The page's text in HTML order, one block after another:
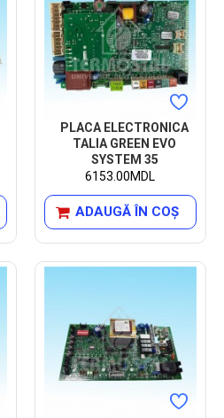
PLACA ELECTRONICA
TALIA GREEN EVO
SYSTEM 35
6153.00MDL
ADAUGĂ ÎN COŞ